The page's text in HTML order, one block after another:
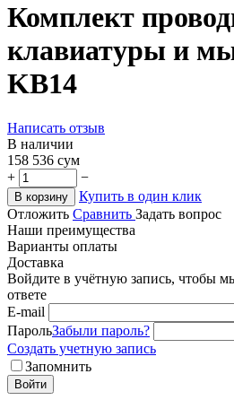
Комплект
клавиатуры и
KB14
Написать отзыв
В наличии
158 536 сум
+
−
В корзину
Купить в один клик
Отложить Сравнить Задать вопрос
Наши преимущества
Варианты оплаты
Доставка
Войдите в учётную запись, чтобы
ответе
E-mail
ПарольЗабыли пароль?
Создать учетную запись
Запомнить
Войти